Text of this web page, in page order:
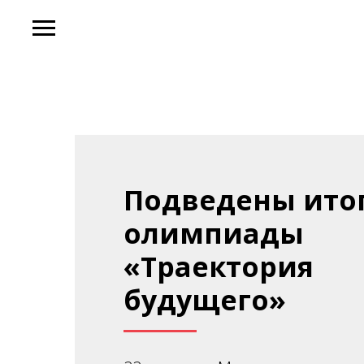
Подведены
олимпиады
«Траектория
будущего»